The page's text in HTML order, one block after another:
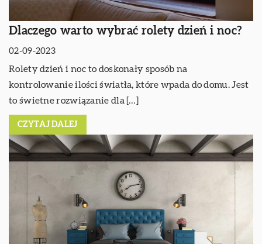
Dlaczego warto wybrać rolety dzień i noc?
02-09-2023
Rolety dzień i noc to doskonały sposób na
kontrolowanie ilości światła, które wpada do domu. Jest
to świetne rozwiązanie dla […]
CZYTAJ DALEJ